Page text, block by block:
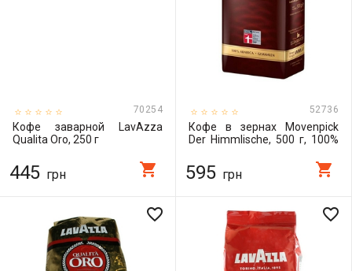
70254
Кофе заварной LavAzza
Qualita Oro, 250 г
445 грн shopping_cart
52736
Кофе в зернах Movenpick
Der Himmlische, 500 г, 100%
Германия
595 грн shopping_cart
favorite_border favorite_border